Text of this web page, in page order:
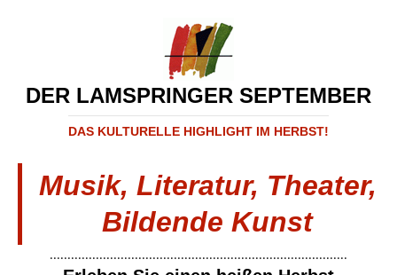
DER LAMSPRINGER SEPTEMBER
DAS KULTURELLE HIGHLIGHT IM HERBST!
Musik, Literatur, Theater,
Bildende Kunst
....................................................................................